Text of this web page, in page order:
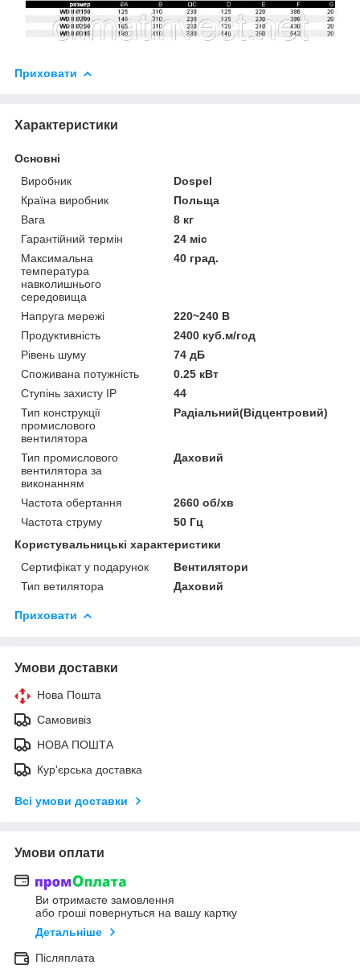
Приховати
Характеристики
Основні
Виробник
Dospel
Країна виробник
Польща
Вага
8 кг
Гарантійний термін
24 міс
Максимальна
температура
навколишнього
середовища
40 град.
Напруга мережі
220~240 В
Продуктивність
2400 куб.м/год
Рівень шуму
74 дБ
Споживана потужність
0.25 кВт
Ступінь захисту IP
44
Тип конструкції
промислового
вентилятора
Радіальний(Відцентровий)
Тип промислового
вентилятора за
виконанням
Даховий
Частота обертання
2660 об/хв
Частота струму
50 Гц
Користувальницькі характеристики
Сертифікат у подарунок
Вентилятори
Тип ветилятора
Даховий
Приховати
Умови доставки
Нова Пошта
Самовивіз
НОВА ПОШТА
Кур'єрська доставка
Всі умови доставки
Умови оплати
Ви отримаєте замовлення
або гроші повернуться на вашу картку
Детальніше
Післяплата